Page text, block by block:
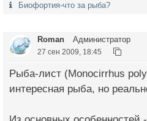
Биофортия-что за рыба?
Roman Администратор
27 сен 2009, 18:45
Рыба-лист (Monocirrhus
интересная рыба, но